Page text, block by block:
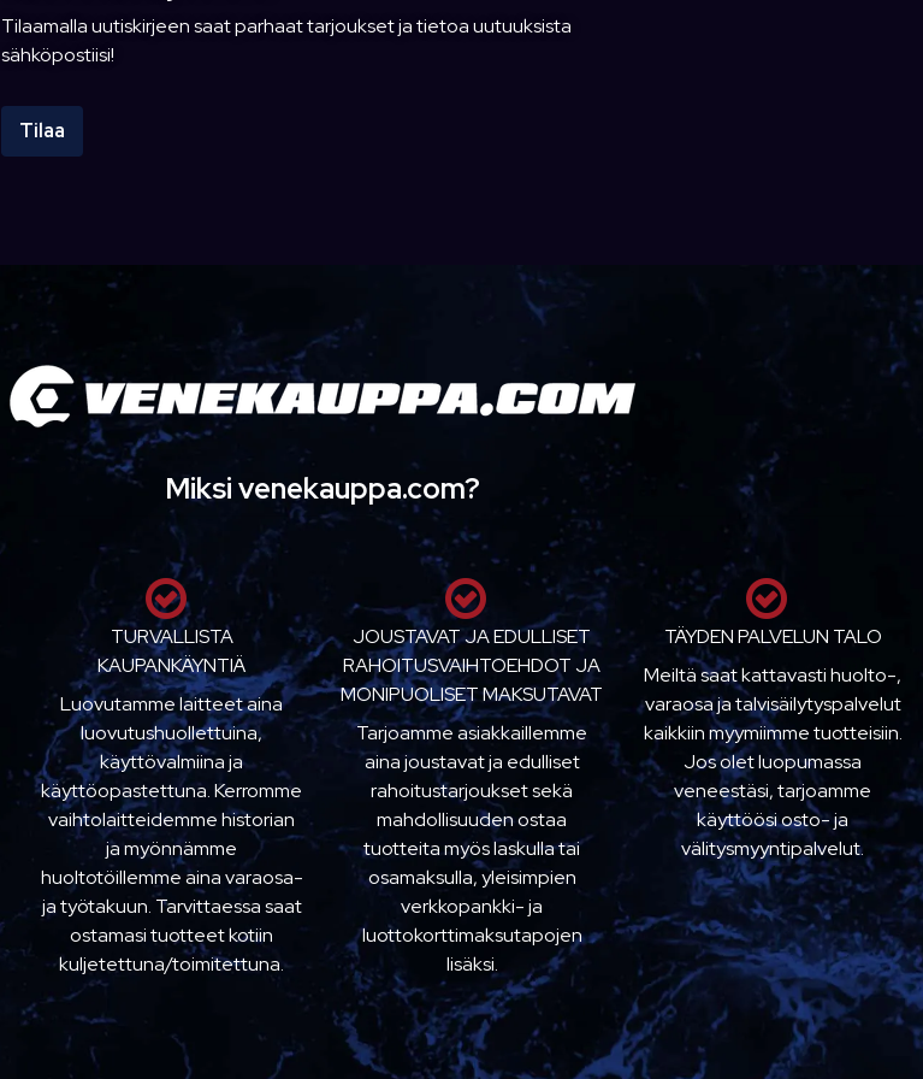
Tilaamalla uutiskirjeen saat parhaat tarjoukset ja tietoa uutuuksista
sähköpostiisi!
Tilaa
Miksi venekauppa.com?
TURVALLISTA
KAUPANKÄYNTIÄ
Luovutamme laitteet aina
luovutushuollettuina,
käyttövalmiina ja
käyttöopastettuna. Kerromme
vaihtolaitteidemme historian
ja myönnämme
huoltotöillemme aina varaosa-
ja työtakuun. Tarvittaessa saat
ostamasi tuotteet kotiin
kuljetettuna/toimitettuna.
JOUSTAVAT JA EDULLISET
RAHOITUSVAIHTOEHDOT JA
MONIPUOLISET MAKSUTAVAT
Tarjoamme asiakkaillemme
aina joustavat ja edulliset
rahoitustarjoukset sekä
mahdollisuuden ostaa
tuotteita myös laskulla tai
osamaksulla, yleisimpien
verkkopankki- ja
luottokorttimaksutapojen
lisäksi.
TÄYDEN PALVELUN TALO
Meiltä saat kattavasti huolto-,
varaosa ja talvisäilytyspalvelut
kaikkiin myymiimme tuotteisiin.
Jos olet luopumassa
veneestäsi, tarjoamme
käyttöösi osto- ja
välitysmyyntipalvelut.